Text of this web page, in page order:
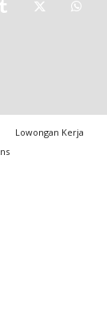
Lowongan Kerja